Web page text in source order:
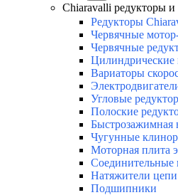
Chiaravalli редукторы
Редукторы
Червячные
Червячные
Цилиндрические
Вариаторы
Угловые
Полоские
Быстрозажимная
Чугунные
Моторная плита
Натяжители цепи
Подшипники